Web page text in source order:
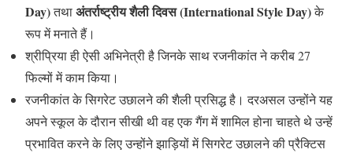
Day)तथाअंतर्राष्ट्रीय शैली दिवस (International Style Day)के
रूप में मनाते हैं।
श्रीप्रिया ही ऐसी अभिनेत्री है जिनके साथ रजनीकांत ने करीब 27
फिल्मों में काम किया।
रजनीकांत के सिगरेट उछालने की शैली प्रसिद्ध है। दरअसल उन्होंने यह
अपने स्कूल के दौरान सीखी थी वह एक गैंग में शामिल होना चाहते थे उन्हें
प्रभावित करने के लिए उन्होंने झाड़ियों में सिगरेट उछालने की प्रैक्टिस